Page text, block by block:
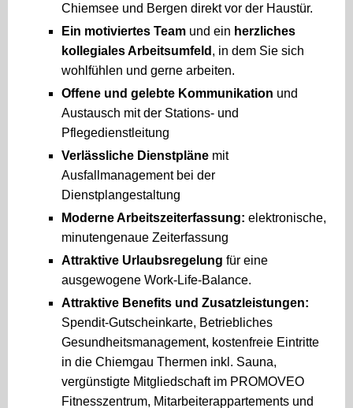
Chiemsee und Bergen direkt vor der Haustür.
Ein motiviertes Teamund ein herzliches
kollegiales Arbeitsumfeld , in dem Sie sich
wohlfühlen und gerne arbeiten.
Offene und gelebte Kommunikation und
Austausch mit der Stations- und
Pflegedienstleitung
Verlässliche Dienstplänemit
Ausfallmanagement bei der
Dienstplangestaltung
Moderne Arbeitszeiterfassung: elektronische,
minutengenaue Zeiterfassung
Attraktive Urlaubsregelung für eine
ausgewogene Work-Life-Balance.
Attraktive Benefits und Zusatzleistungen:
Spendit-Gutscheinkarte, Betriebliches
Gesundheitsmanagement, kostenfreie Eintritte
in die Chiemgau Thermen inkl. Sauna,
vergünstigte Mitgliedschaft im PROMOVEO
Fitnesszentrum, Mitarbeiterappartements und